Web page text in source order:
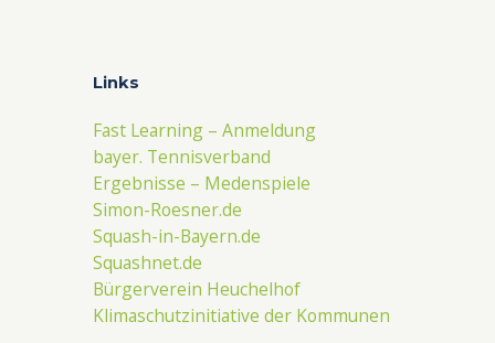
Links
Fast Learning – Anmeldung
bayer. Tennisverband
Ergebnisse – Medenspiele
Simon-Roesner.de
Squash-in-Bayern.de
Squashnet.de
Bürgerverein Heuchelhof
Klimaschutzinitiative der Kommunen